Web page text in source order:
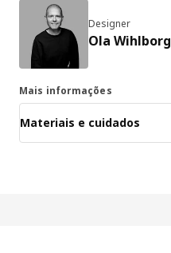
Designer
Ola Wihlborg
Mais informações
Materiais e cuidados